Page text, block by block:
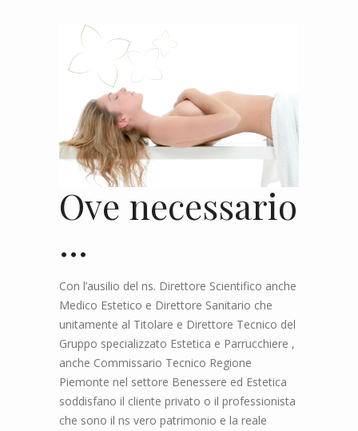
Ove necessario
…
Con l’ausilio del ns. Direttore Scientifico anche
Medico Estetico e Direttore Sanitario che
unitamente al Titolare e Direttore Tecnico del
Gruppo specializzato Estetica e Parrucchiere ,
anche Commissario Tecnico Regione
Piemonte nel settore Benessere ed Estetica
soddisfano il cliente privato o il professionista
che sono il ns vero patrimonio e la reale